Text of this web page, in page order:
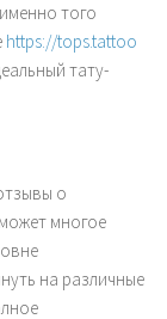
того
https://tops.tattoo
тату-
о
многое
на различные